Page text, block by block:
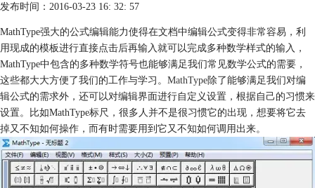
发布时间：2016-03-23 16: 32: 57
MathType强大的公式编辑能力使得在文档中编辑公式变得非常容易，利
用现成的模板进行直接点击后再输入就可以完成多种数学样式的输入，
MathType中包含的多种数学符号也能够满足我们常见数学公式的需要，
这些都大大方便了我们的工作与学习。 MathType除了能够满足我们对编
辑公式的需求外，还可以对编辑界面进行自定义设置，根据自己的习惯来
设置。比如MathType标尺，很多人并不是很习惯它的出现，想要将它去
掉又不知如何操作，而有时需要用到它又不知如何调用出来。